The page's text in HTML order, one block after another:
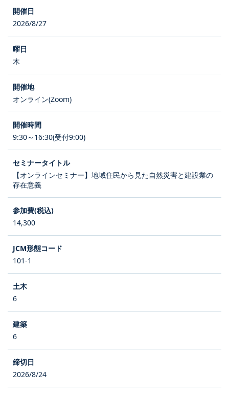
2026/8/27
木
オンライン(Zoom)
9:30～16:30(受付9:00)
【オンラインセミナー】地域住民から見た自然災害と建設業の
存在意義
14,300
101-1
6
6
2026/8/24